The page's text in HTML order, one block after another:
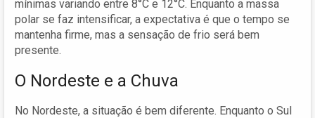
mínimas variando entre 8°C e 12°C. Enquanto a massa
polar se faz intensificar, a expectativa é que o tempo se
mantenha firme, mas a sensação de frio será bem
presente.
O Nordeste e a Chuva
No Nordeste, a situação é bem diferente. Enquanto o Sul